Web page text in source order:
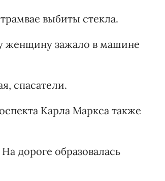
выбиты стекла.
женщину зажало в машине
спасатели.
Карла Маркса также
дороге образовалась